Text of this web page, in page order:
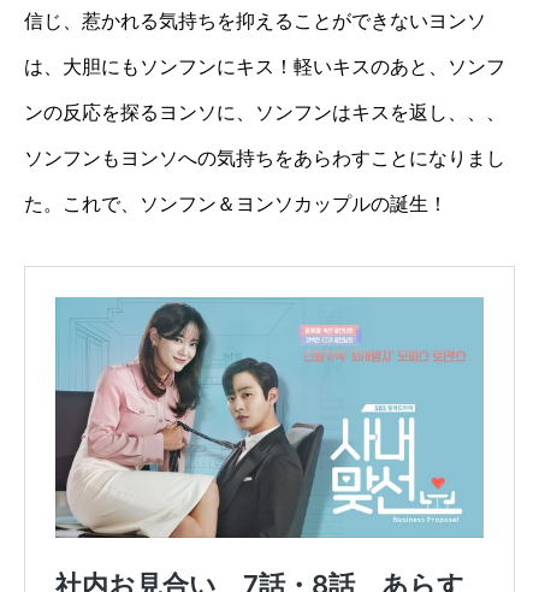
信じ、惹かれる気持ちを抑えることができないヨンソ
は、大胆にもソンフンにキス！軽いキスのあと、ソンフ
ンの反応を探るヨンソに、ソンフンはキスを返し、、、
ソンフンもヨンソへの気持ちをあらわすことになりまし
た。これで、ソンフン＆ヨンソカップルの誕生！